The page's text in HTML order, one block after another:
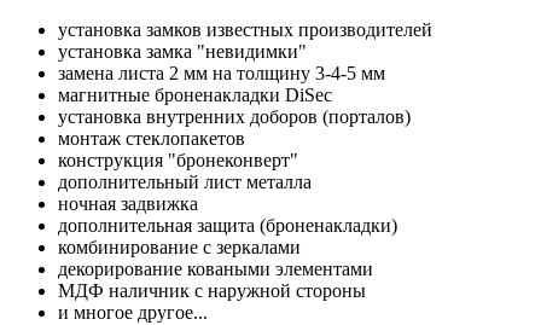
установка замков известных производителей
установка замка "невидимки"
замена листа 2 мм на толщину 3-4-5 мм
магнитные броненакладки DiSec
установка внутренних доборов (порталов)
монтаж стеклопакетов
конструкция "бронеконверт"
дополнительный лист металла
ночная задвижка
дополнительная защита (броненакладки)
комбинирование с зеркалами
декорирование коваными элементами
МДФ наличник с наружной стороны
и многое другое...